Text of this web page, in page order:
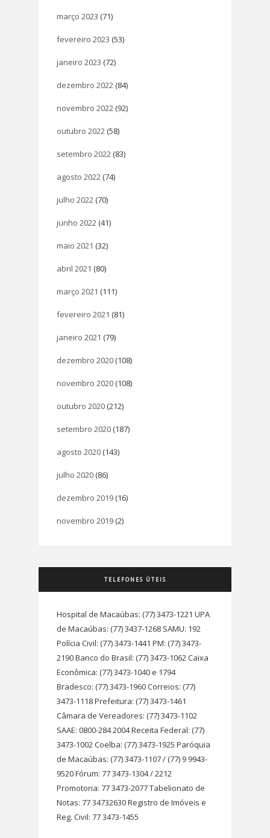
março 2023 (71)
fevereiro 2023 (53)
janeiro 2023 (72)
dezembro 2022 (84)
novembro 2022 (92)
outubro 2022 (58)
setembro 2022 (83)
agosto 2022 (74)
julho 2022 (70)
junho 2022 (41)
maio 2021 (32)
abril 2021 (80)
março 2021 (111)
fevereiro 2021 (81)
janeiro 2021 (79)
dezembro 2020 (108)
novembro 2020 (108)
outubro 2020 (212)
setembro 2020 (187)
agosto 2020 (143)
julho 2020 (86)
dezembro 2019 (16)
novembro 2019 (2)
TELEFONES ÚTEIS
Hospital de Macaúbas: (77) 3473-1221 UPA
de Macaúbas: (77) 3437-1268 SAMU: 192
Polícia Civil: (77) 3473-1441 PM: (77) 3473-
2190 Banco do Brasil: (77) 3473-1062 Caixa
Econômica: (77) 3473-1040 e 1794
Bradesco: (77) 3473-1960 Correios: (77)
3473-1118 Prefeitura: (77) 3473-1461
Câmara de Vereadores: (77) 3473-1102
SAAE: 0800-284 2004 Receita Federal: (77)
3473-1002 Coelba: (77) 3473-1925 Paróquia
de Macaúbas: (77) 3473-1107 / (77) 9 9943-
9520 Fórum: 77 3473-1304 / 2212
Promotoria: 77 3473-2077 Tabelionato de
Notas: 77 34732630 Registro de Imóveis e
Reg. Civil: 77 3473-1455